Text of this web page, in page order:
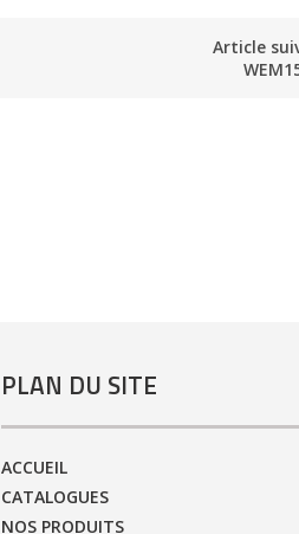
Article
PLAN DU SITE
ACCUEIL
CATALOGUES
NOS PRODUITS